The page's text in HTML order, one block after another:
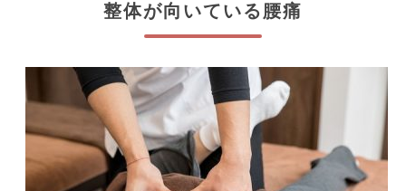
整体が向いている腰痛